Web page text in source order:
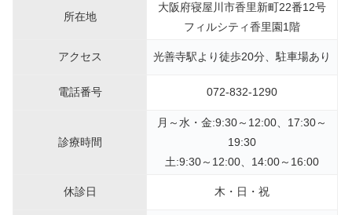
所在地
大阪府寝屋川市香里新町22番12号
フィルシティ香里園1階
アクセス 光善寺駅より徒歩20分、駐車場あり
電話番号 072-832-1290
診療時間
月～水・金:9:30～12:00、17:30～
19:30
土:9:30～12:00、14:00～16:00
休診日 木・日・祝